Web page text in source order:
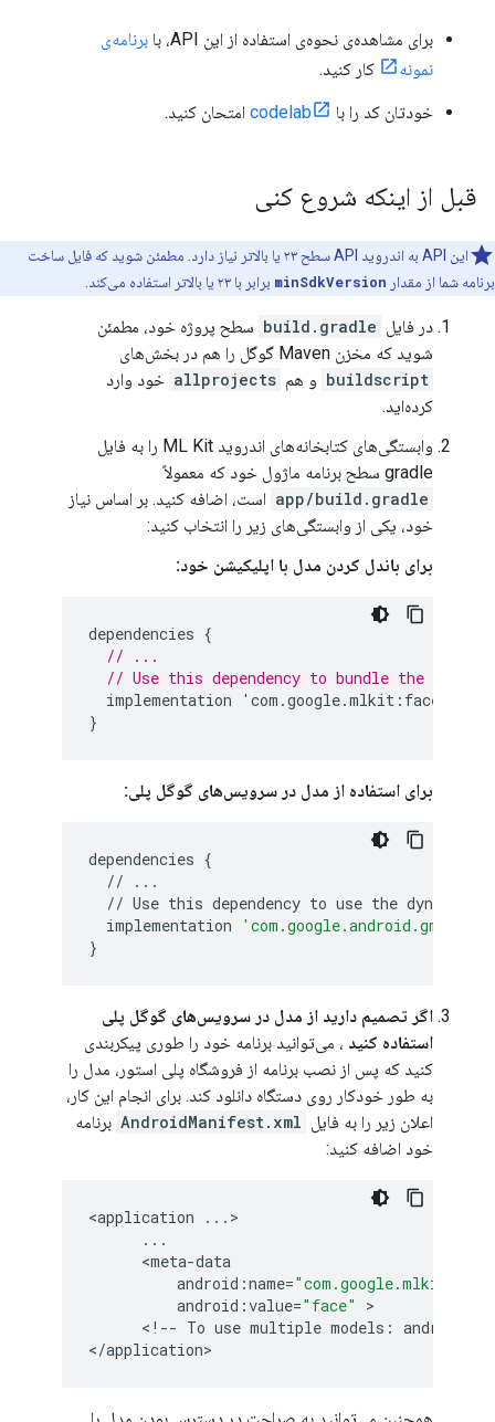
برای مشاهده‌ی نحوه‌ی استفاده از این API، با
برنامه‌ی
نمونه
کار کنید.
خودتان کد را با codelab امتحان کنید.
قبل از اینکه شروع کنی
این API به اندروید API سطح ۲۳ یا بالاتر نیاز دارد. مطمئن شوید که فایل ساخت
برنامه شما از مقدار minSdkVersion برابر با ۲۳ یا بالاتر استفاده می‌کند.
در فایل build.gradle سطح پروژه خود، مطمئن
شوید که مخزن Maven گوگل را هم در بخش‌های
buildscript و هم allprojects خود وارد
کرده‌اید.
وابستگی‌های کتابخانه‌های اندروید ML Kit را به فایل
gradle سطح برنامه ماژول خود که معمولاً
app/build.gradle است، اضافه کنید. بر اساس نیاز
خود، یکی از وابستگی‌های زیر را انتخاب کنید:
برای باندل کردن مدل با اپلیکیشن خود:
dependencies {
// ...
// Use this dependency to bundle the model
implementation
' com .google.mlkit : face
}
برای استفاده از مدل در سرویس‌های گوگل پلی:
dependencies {
//
...
// Use this dependency to use the
implementation
}
اگر تصمیم دارید از مدل در سرویس‌های گوگل پلی
استفاده کنید ، می‌توانید برنامه خود را طوری پیکربندی
کنید که پس از نصب برنامه از فروشگاه پلی استور، مدل را
به طور خودکار روی دستگاه دانلود کند. برای انجام این کار،
اعلان زیر را به فایل AndroidManifest.xml برنامه
خود اضافه کنید:
<application ... >
...
      <
meta-data
android :name=
android :value="face"
>
      <
! -- To use multiple models : android
</application